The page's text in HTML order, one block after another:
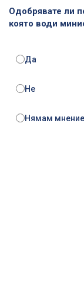
Одобрявате ли
която води
Да
Не
Нямам мнение